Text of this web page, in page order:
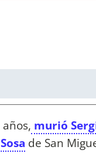
murió
de San